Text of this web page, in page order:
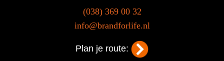
(038) 369 00 32
info@brandforlife.nl
Plan je route: